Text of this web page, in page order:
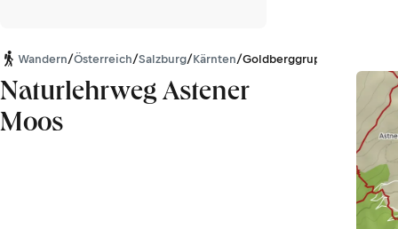
Wandern/Österreich/Salzburg/Kärnten/Goldberggruppe
Naturlehrweg Astener
Moos